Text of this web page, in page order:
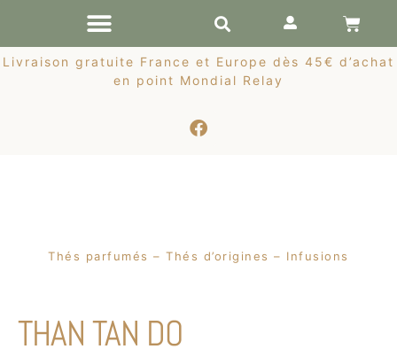
Livraison gratuite France et Europe dès 45€ d’achat
en point Mondial Relay
Thés parfumés – Thés d’origines – Infusions
THAN TAN DO